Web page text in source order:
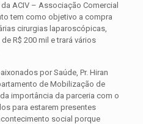
ACIV – Associação Comercial
tem como objetivo a compra
cirurgias laparoscópicas,
R$ 200 mil e trará vários
por Saúde, Pr. Hiran
de Mobilização de
importância da parceria com o
para estarem presentes
social porque